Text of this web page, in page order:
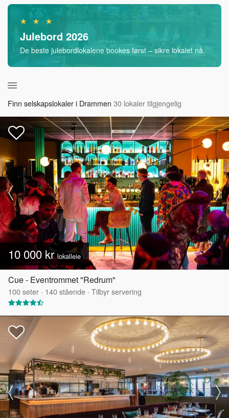
★ ★ ★
Julebord 2026
De beste julebordlokalene bookes først – sikre lokalet nå.
Finn selskapslokaler i Drammen 30 lokaler tilgjengelig
10 000 krlokalleie
Cue - Eventrommet "Redrum"
100seter · 140stående · Tilbyr servering